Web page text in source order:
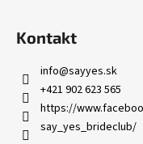
Kontakt
info@sayyes.sk
+421 902 623 565
https://
say_yes_brideclub/